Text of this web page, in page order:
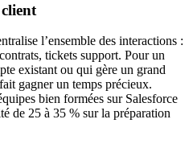
l’ensemble des interactions :
tickets support. Pour un
existant ou qui gère un grand
gagner un temps précieux.
bien formées sur Salesforce
de 25 à 35 % sur la préparation